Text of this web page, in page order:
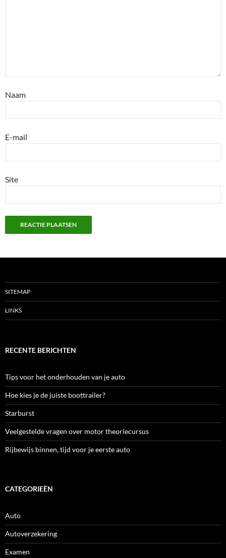
Naam
E-mail
Site
SITEMAP
LINKS
RECENTE BERICHTEN
Tips voor het onderhouden van je auto
Hoe kies je de juiste boottrailer?
Starburst
Veelgestelde vragen over motor theoriecursus
Rijbewijs binnen, tijd voor je eerste auto
CATEGORIEËN
Auto
Autoverzekering
Examen